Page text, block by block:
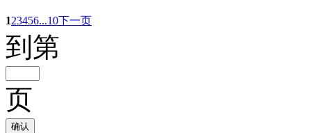
123456...10 下一页
到第
页
确认